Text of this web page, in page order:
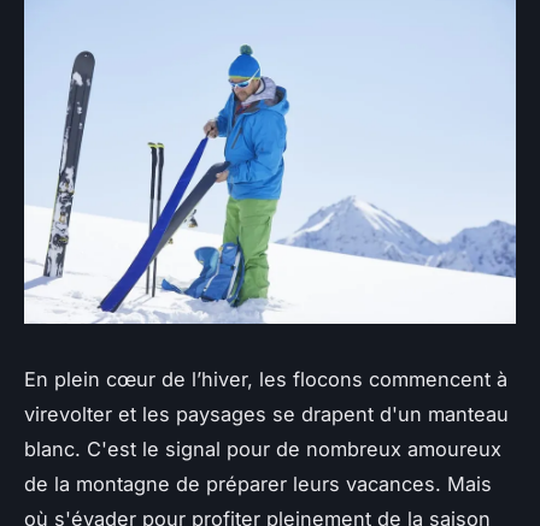
En plein cœur de l’hiver, les flocons commencent à
virevolter et les paysages se drapent d'un manteau
blanc. C'est le signal pour de nombreux amoureux
de la montagne de préparer leurs vacances. Mais
où s'évader pour profiter pleinement de la saison